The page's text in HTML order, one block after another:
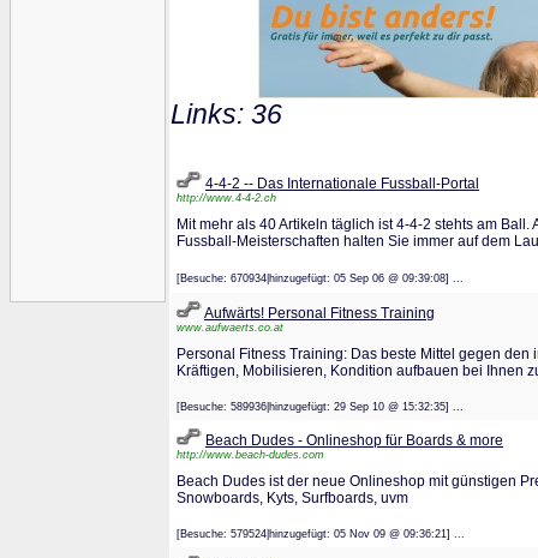
Links: 36
4-4-2 -- Das Internationale Fussball-Portal
http://www.4-4-2.ch
Mit mehr als 40 Artikeln täglich ist 4-4-2 stehts am
Fussball-Meisterschaften halten Sie immer auf dem
[Besuche: 670934|hinzugefügt: 05 Sep 06 @ 09:39:08] ...
Aufwärts! Personal Fitness Training
www.aufwaerts.co.at
Personal Fitness Training: Das beste Mittel gegen den
Kräftigen, Mobilisieren, Kondition aufbauen bei Ihnen
[Besuche: 589936|hinzugefügt: 29 Sep 10 @ 15:32:35] ...
Beach Dudes - Onlineshop für Boards & more
http://www.beach-dudes.com
Beach Dudes ist der neue Onlineshop mit günstigen
Snowboards, Kyts, Surfboards, uvm
[Besuche: 579524|hinzugefügt: 05 Nov 09 @ 09:36:21] ...